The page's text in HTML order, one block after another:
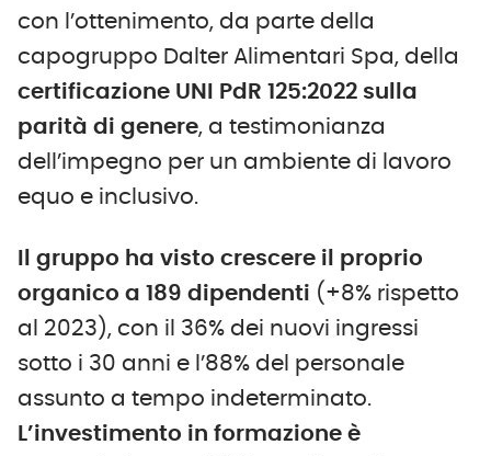
con l’ottenimento, da parte della
capogruppo Dalter Alimentari Spa, della
certificazione UNI PdR 125:2022 sulla
parità di genere, a testimonianza
dell’impegno per un ambiente di lavoro
equo e inclusivo.
Il gruppo ha visto crescere il proprio
organico a 189 dipendenti (+8% rispetto
al 2023), con il 36% dei nuovi ingressi
sotto i 30 anni e l’88% del personale
assunto a tempo indeterminato.
L’investimento in formazione è